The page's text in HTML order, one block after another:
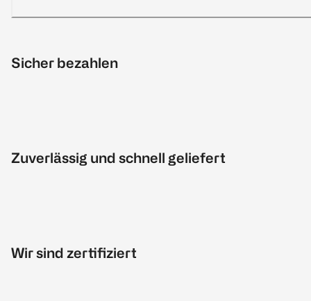
Sicher bezahlen
Zuverlässig und schnell geliefert
Wir sind zertifiziert